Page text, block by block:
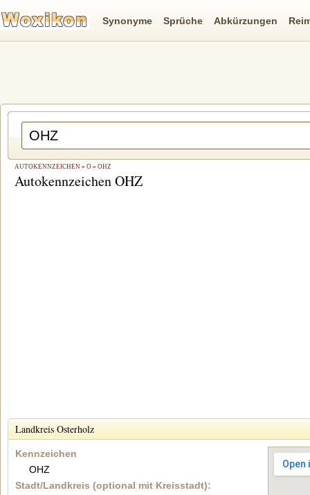
AUTOKENNZEICHEN » O » OHZ
Autokennzeichen OHZ
Landkreis Osterholz
Kennzeichen
OHZ
Stadt/Landkreis (optional mit Kreisstadt):
Synonyme Sprüche Abkürzungen